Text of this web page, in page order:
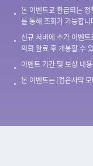
본 이벤트로 환급되는
를 통해 조회가 가능합니
신규 서버에 추가 이벤
의뢰 완료 후 개봉할 수
이벤트 기간 및 보상 내
본 이벤트는 [검은사막